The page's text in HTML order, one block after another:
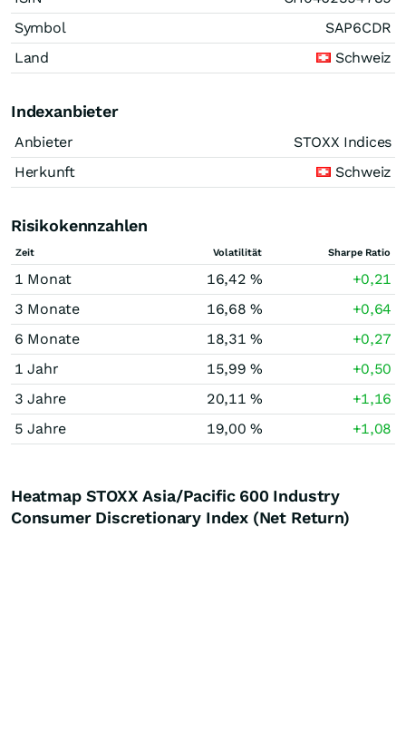
Symbol
SAP6CDR
Land
Schweiz
Indexanbieter
Anbieter
STOXX Indices
Herkunft
Schweiz
Risikokennzahlen
Zeit Volatilität Sharpe Ratio
1 Monat 16,42 %
+0,21
3 Monate
16,68 %
+0,64
6 Monate
18,31 %
+0,27
1 Jahr
15,99 %
+0,50
3 Jahre
20,11 %
+1,16
5 Jahre
19,00 % +1,08
Heatmap STOXX Asia/Pacific 600 Industry
Consumer Discretionary Index (Net Return)